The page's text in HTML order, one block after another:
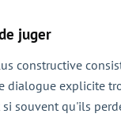
juger
constructive
dialogue explicite
souvent qu'ils